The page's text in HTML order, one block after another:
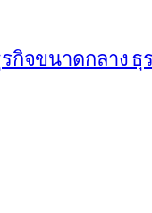
กิจขนาดกลาง